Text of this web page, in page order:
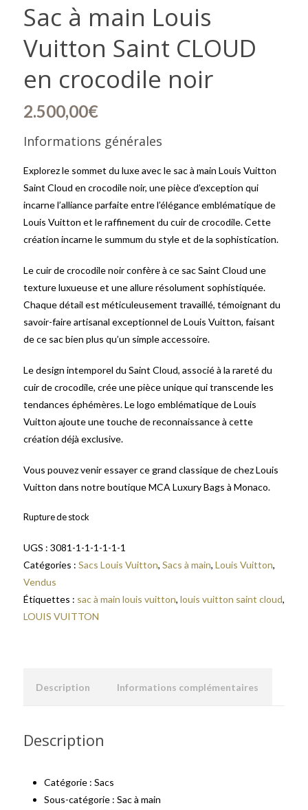
Sac à main Louis
Vuitton Saint CLOUD
en crocodile noir
2.500,00€
Informations générales
Explorez le sommet du luxe avec le sac à main Louis Vuitton
Saint Cloud en crocodile noir, une pièce d’exception qui
incarne l’alliance parfaite entre l’élégance emblématique de
Louis Vuitton et le raffinement du cuir de crocodile. Cette
création incarne le summum du style et de la sophistication.
Le cuir de crocodile noir confère à ce sac Saint Cloud une
texture luxueuse et une allure résolument sophistiquée.
Chaque détail est méticuleusement travaillé, témoignant du
savoir-faire artisanal exceptionnel de Louis Vuitton, faisant
de ce sac bien plus qu’un simple accessoire.
Le design intemporel du Saint Cloud, associé à la rareté du
cuir de crocodile, crée une pièce unique qui transcende les
tendances éphémères. Le logo emblématique de Louis
Vuitton ajoute une touche de reconnaissance à cette
création déjà exclusive.
Vous pouvez venir essayer ce grand classique de chez Louis
Vuitton dans notre boutique MCA Luxury Bags à Monaco.
Rupture de stock
UGS : 3081-1-1-1-1-1-1
Catégories : Sacs Louis Vuitton, Sacs à main, Louis Vuitton,
Vendus
Étiquettes : sac à main louis vuitton, louis vuitton saint cloud,
LOUIS VUITTON
Description Informations complémentaires
Description
Catégorie : Sacs
Sous-catégorie : Sac à main